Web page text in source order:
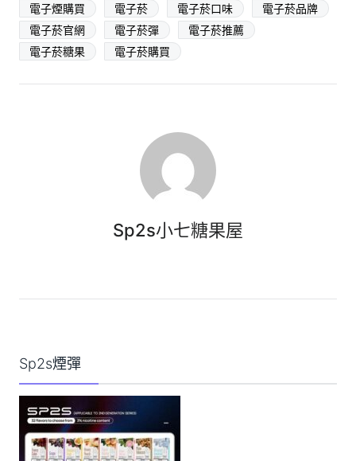
電子煙購買
電子菸 電子菸口味
電子菸品牌
電子菸官網
電子菸彈
電子菸推薦
電子菸糖果
電子菸購買
Sp2s小七糖果屋
Sp2s煙彈